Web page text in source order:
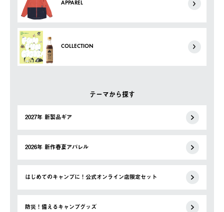
APPAREL
COLLECTION
テーマから探す
2027年 新製品ギア
2026年 新作春夏アパレル
はじめてのキャンプに！公式オンライン店限定セット
防災！備えるキャンプグッズ